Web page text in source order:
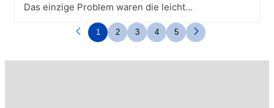
Das einzige Problem waren die leicht
Kleingruppen schwierig machten. Das
schien aber die wesentlich jüngeren
1 2 3 4 5